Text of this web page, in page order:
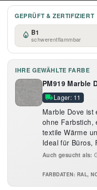
GEPRÜFT & ZERTIFIZIERT
B1
schwerentflammbar
IHRE GEWÄHLTE FARBE
PM919 Marble
Lager: 11
Marble Dove
ohne Farbstich,
textile Wärme
Ideal für Büros,
Auch gesucht als:
FARBDATEN: RAL,